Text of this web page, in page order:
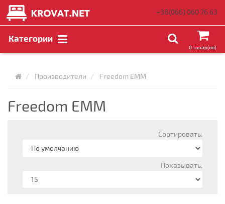
+38(066) 060 76 63
Категории
0 товар(ов)
Производители Freedom EMM
Freedom EMM
Сортировать:
Показывать: